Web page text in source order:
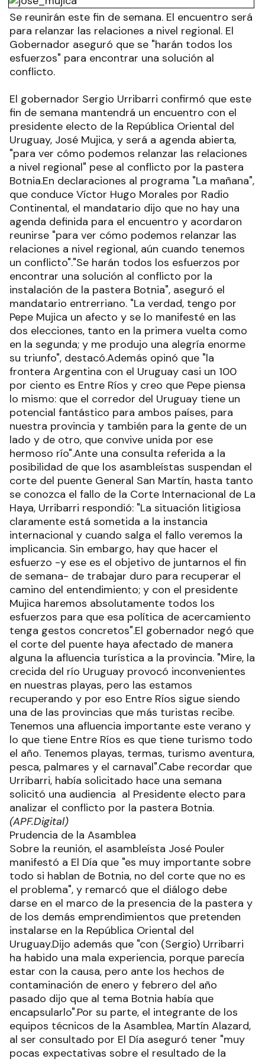
Se reunirán este fin de semana. El encuentro será
para relanzar las relaciones a nivel regional. El
Gobernador aseguró que se "harán todos los
esfuerzos" para encontrar una solución al
conflicto.
El gobernador Sergio Urribarri confirmó que este
fin de semana mantendrá un encuentro con el
presidente electo de la República Oriental del
Uruguay, José Mujica, y será a agenda abierta,
"para ver cómo podemos relanzar las relaciones
a nivel regional" pese al conflicto por la pastera
Botnia.En declaraciones al programa "La mañana",
que conduce Víctor Hugo Morales por Radio
Continental, el mandatario dijo que no hay una
agenda definida para el encuentro y acordaron
reunirse "para ver cómo podemos relanzar las
relaciones a nivel regional, aún cuando tenemos
un conflicto"."Se harán todos los esfuerzos por
encontrar una solución al conflicto por la
instalación de la pastera Botnia", aseguró el
mandatario entrerriano. "La verdad, tengo por
Pepe Mujica un afecto y se lo manifesté en las
dos elecciones, tanto en la primera vuelta como
en la segunda; y me produjo una alegría enorme
su triunfo", destacó.Además opinó que "la
frontera Argentina con el Uruguay casi un 100
por ciento es Entre Ríos y creo que Pepe piensa
lo mismo: que el corredor del Uruguay tiene un
potencial fantástico para ambos países, para
nuestra provincia y también para la gente de un
lado y de otro, que convive unida por ese
hermoso río".Ante una consulta referida a la
posibilidad de que los asambleístas suspendan el
corte del puente General San Martín, hasta tanto
se conozca el fallo de la Corte Internacional de La
Haya, Urribarri respondió: "La situación litigiosa
claramente está sometida a la instancia
internacional y cuando salga el fallo veremos la
implicancia. Sin embargo, hay que hacer el
esfuerzo -y ese es el objetivo de juntarnos el fin
de semana- de trabajar duro para recuperar el
camino del entendimiento; y con el presidente
Mujica haremos absolutamente todos los
esfuerzos para que esa política de acercamiento
tenga gestos concretos".El gobernador negó que
el corte del puente haya afectado de manera
alguna la afluencia turística a la provincia. "Mire, la
crecida del río Uruguay provocó inconvenientes
en nuestras playas, pero las estamos
recuperando y por eso Entre Ríos sigue siendo
una de las provincias que más turistas recibe.
Tenemos una afluencia importante este verano y
lo que tiene Entre Ríos es que tiene turismo todo
el año. Tenemos playas, termas, turismo aventura,
pesca, palmares y el carnaval".Cabe recordar que
Urribarri, había solicitado hace una semana
solicitó una audiencia al Presidente electo para
analizar el conflicto por la pastera Botnia.
(APF.Digital)
Prudencia de la Asamblea
Sobre la reunión, el asambleísta José Pouler
manifestó a El Día que "es muy importante sobre
todo si hablan de Botnia, no del corte que no es
el problema", y remarcó que el diálogo debe
darse en el marco de la presencia de la pastera y
de los demás emprendimientos que pretenden
instalarse en la República Oriental del
Uruguay.Dijo además que "con (Sergio) Urribarri
ha habido una mala experiencia, porque parecía
estar con la causa, pero ante los hechos de
contaminación de enero y febrero del año
pasado dijo que al tema Botnia había que
encapsularlo".Por su parte, el integrante de los
equipos técnicos de la Asamblea, Martín Alazard,
al ser consultado por El Día aseguró tener "muy
pocas expectativas sobre el resultado de la